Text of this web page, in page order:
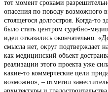
тот момент сроками
опасения по поводу возможного
стоящегося долгостроя. Когда-
было стать центром судебно-
идеи отказались окончательно.
смысла нет, округ подтверждает
как медицинский объект
реализации этого проекта уже
какие-то коммерческие цели
возможно», – отметил